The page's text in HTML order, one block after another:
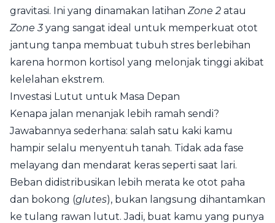
gravitasi. Ini yang dinamakan latihan Zone 2 atau
Zone 3yang sangat ideal untuk memperkuat otot
jantung tanpa membuat tubuh stres berlebihan
karena hormon kortisol yang melonjak tinggi akibat
kelelahan ekstrem.
Investasi Lutut untuk Masa Depan
Kenapa jalan menanjak lebih ramah sendi?
Jawabannya sederhana: salah satu kaki kamu
hampir selalu menyentuh tanah. Tidak ada fase
melayang dan mendarat keras seperti saat lari.
Beban didistribusikan lebih merata ke otot paha
dan bokong (glutes), bukan langsung dihantamkan
ke tulang rawan lutut. Jadi, buat kamu yang punya